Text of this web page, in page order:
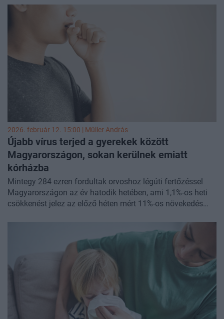
2026. február 12. 15:00 | Müller András
Újabb vírus terjed a gyerekek között
Magyarországon, sokan kerülnek emiatt
kórházba
Mintegy 284 ezren fordultak orvoshoz légúti fertőzéssel
Magyarországon az év hatodik hetében, ami 1,1%-os heti
csökkenést jelez az előző héten mért 11%-os növekedés
a 77 ezer alá csökkent, ami 1,2%-kal kevesebb az 5. heti
adatnál, ami majd' 30%-os ugrást jelzett. A korosztályos
bontás nagyjából 140 ezer légúti fertőzöttet és 34 ezer
influenzást mutat a 0-14 éves korosztályban. Előbbi
kategóriában a betegek még mindig nagyjából a fele
súlyos, akut légúti fertőzéssel (SARI) kórházban kezeltek
közel harmada két évesnél fiatalabb, és ebből a csoportból
kerül ki az RSV-fertőzöttek 90%-a is. Eközben a hepatitis A